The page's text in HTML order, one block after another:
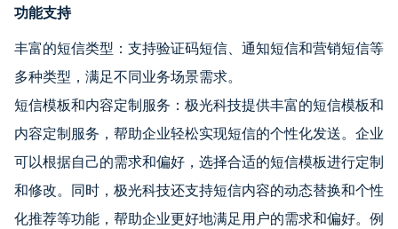
功能支持
丰富的短信类型：支持验证码短信、通知短信和营销短信等
多种类型，满足不同业务场景需求。
短信模板和内容定制服务：极光科技提供丰富的短信模板和
内容定制服务，帮助企业轻松实现短信的个性化发送。企业
可以根据自己的需求和偏好，选择合适的短信模板进行定制
和修改。同时，极光科技还支持短信内容的动态替换和个性
化推荐等功能，帮助企业更好地满足用户的需求和偏好。例